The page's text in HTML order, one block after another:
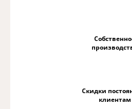
Скидки
клиентам